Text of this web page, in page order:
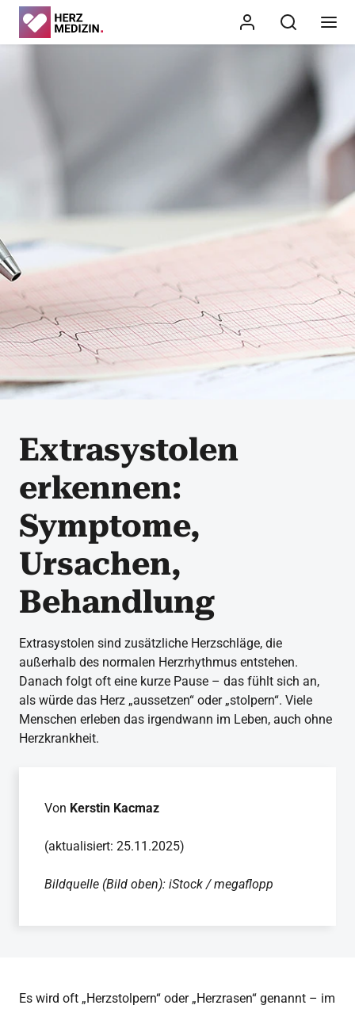
Extrasystolen
erkennen:
Symptome,
Ursachen,
Behandlung
Extrasystolen sind zusätzliche Herzschläge, die
außerhalb des normalen Herzrhythmus entstehen.
Danach folgt oft eine kurze Pause – das fühlt sich an,
als würde das Herz „aussetzen“ oder „stolpern“. Viele
Menschen erleben das irgendwann im Leben, auch ohne
Herzkrankheit.
Von Kerstin Kacmaz
(aktualisiert: 25.11.2025)
Bildquelle (Bild oben): iStock / megaflopp
Es wird oft „Herzstolpern“ oder „Herzrasen“ genannt – im